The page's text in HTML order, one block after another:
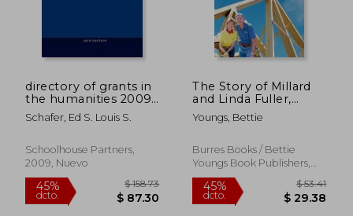
45%
dcto. $ 23.28
40%
dcto. $
directory of grants in
the humanities 2009
volume 1 (en Inglés)
Schafer, Ed S. Louis S.
Schoolhouse Partners,
2009, Nuevo
The Story of Millard
and Linda Fuller,
Founders of Habitat
for Humanity and the
Housing (en Inglés)
Youngs, Bettie
Burres Books / Bettie
Youngs Book Publishers,
2013, Tapa Blanda, Nuevo